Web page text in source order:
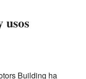
usos
Building ha